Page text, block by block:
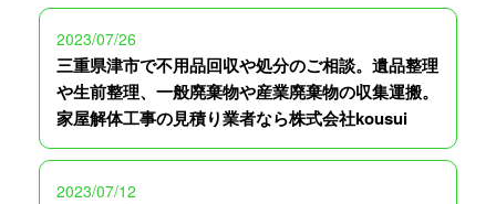
2023/07/26
三重県津市で不用品回収や処分のご相談。遺品整理
や生前整理、一般廃棄物や産業廃棄物の収集運搬。
家屋解体工事の見積り業者なら株式会社kousui
2023/07/12